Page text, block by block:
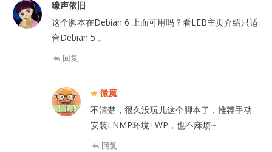
嚎声依旧
这个脚本在Debian 6 上面可用吗？看LEB主页介绍只适
合Debian 5 。
回复
微魔
不清楚，很久没玩儿这个脚本了，推荐手动
安装LNMP环境+WP，也不麻烦~
回复